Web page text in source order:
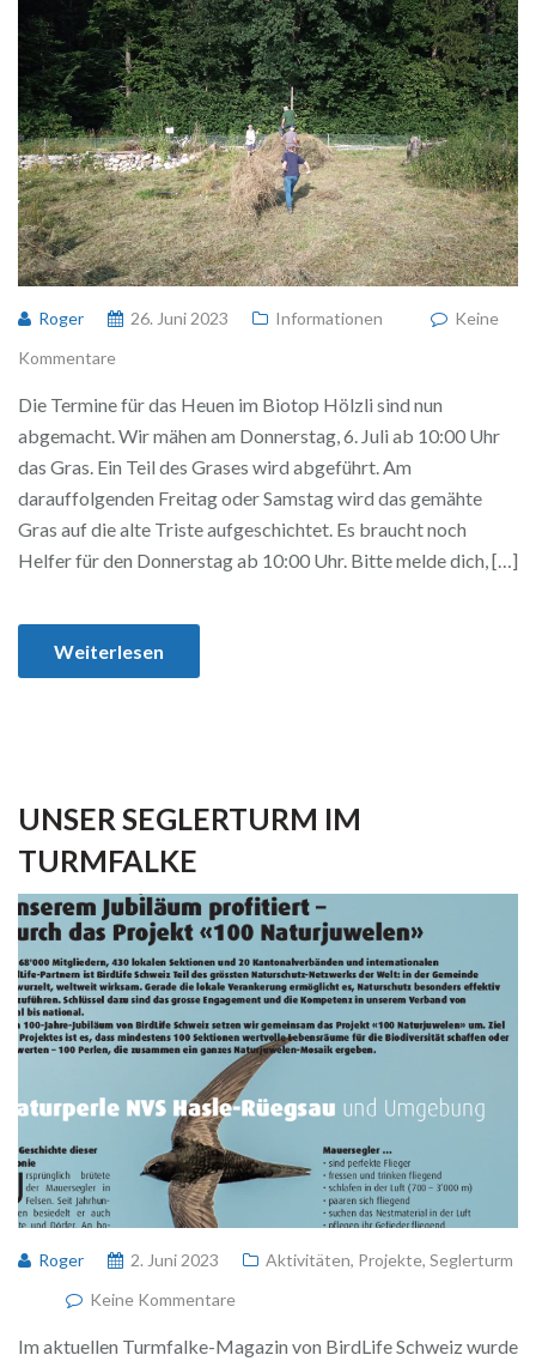
Roger 26. Juni 2023 Informationen
Keine
Kommentare
Die Termine für das Heuen im Biotop Hölzli sind nun
abgemacht. Wir mähen am Donnerstag, 6. Juli ab 10:00 Uhr
das Gras. Ein Teil des Grases wird abgeführt. Am
darauffolgenden Freitag oder Samstag wird das gemähte
Gras auf die alte Triste aufgeschichtet. Es braucht noch
Helfer für den Donnerstag ab 10:00 Uhr. Bitte melde dich, […]
Weiterlesen
UNSER SEGLERTURM IM
TURMFALKE
Roger 2. Juni 2023 Aktivitäten, Projekte, Seglerturm
Keine Kommentare
Im aktuellen Turmfalke-Magazin von BirdLife Schweiz wurde